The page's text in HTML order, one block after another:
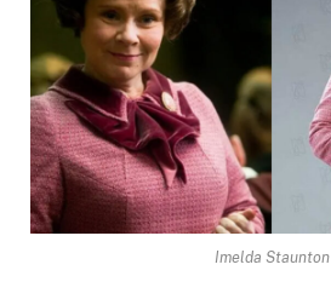
Imelda Staunton